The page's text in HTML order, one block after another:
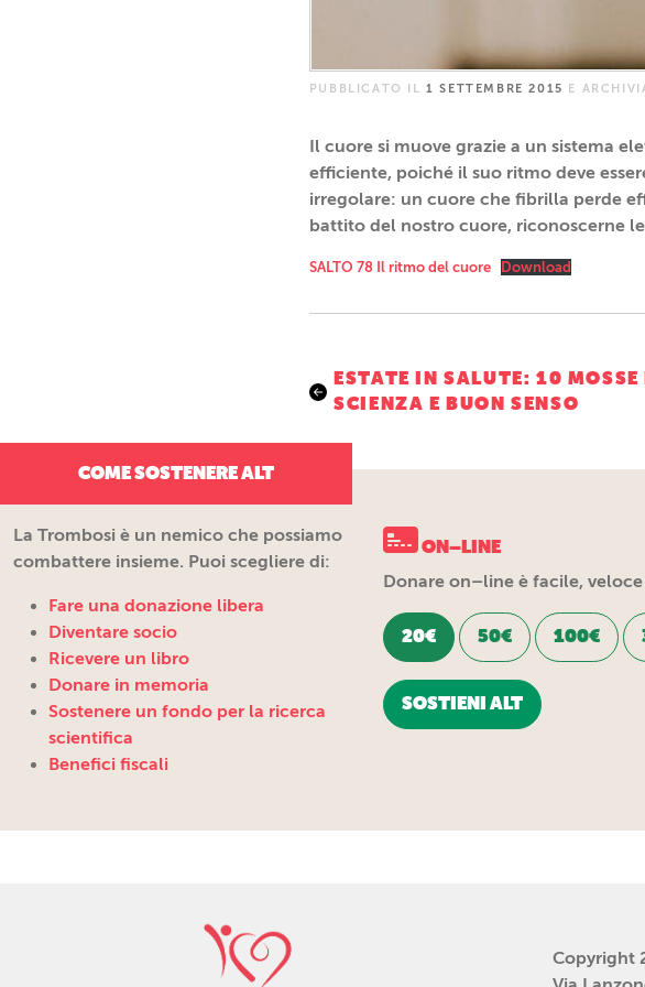
PUBBLICATO IL 1 SETTEMBRE 2015 E
Il cuore si muove grazie a un sistema
efficiente, poiché il suo ritmo deve
irregolare: un cuore che fibrilla perde
battito del nostro cuore, riconoscerne
SALTO 78 Il ritmo del cuore Download
Navigazione
ESTATE IN SALUTE: 10 MOSSE
SCIENZA E BUON SENSO
COME SOSTENERE ALT
La Trombosi è un nemico che possiamo
combattere insieme. Puoi scegliere di:
Fare una donazione libera
Diventare socio
Ricevere un libro
Donare in memoria
Sostenere un fondo per la ricerca
scientifica
Benefici fiscali
ON–LINE
Donare on–line è facile, veloce
20€ 50€ 100€
SOSTIENI ALT
Copyright